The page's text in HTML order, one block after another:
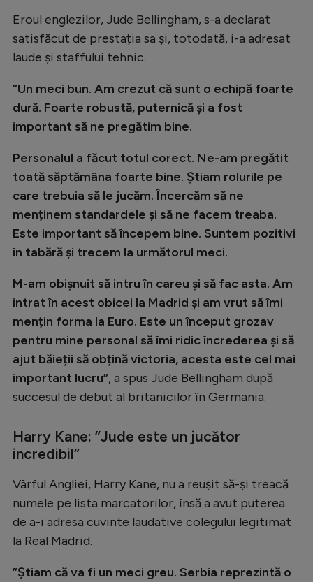
Handbal
Natație
Formula 1
Gimnastică
Ciclism
Alte sporturi
JO 2024
JO 2026
Intră în cont
Creează cont
Eroul englezilor, Jude Bellingham, s-a declarat
satisfăcut de prestația sa și, totodată, i-a adresat
laude și staffului tehnic.
”Un meci bun. Am crezut că sunt o echipă foarte
dură. Foarte robustă, puternică și a fost
important să ne pregătim bine.
Personalul a făcut totul corect. Ne-am pregătit
toată săptămâna foarte bine. Știam rolurile pe
care trebuia să le jucăm. Încercăm să ne
menținem standardele și să ne facem treaba.
Este important să începem bine. Suntem pozitivi
în tabără și trecem la următorul meci.
M-am obișnuit să intru în careu și să fac asta. Am
intrat în acest obicei la Madrid și am vrut să îmi
mențin forma la Euro. Este un început grozav
pentru mine personal să îmi ridic încrederea și să
ajut băieții să obțină victoria, acesta este cel mai
important lucru”, a spus Jude Bellingham după
succesul de debut al britanicilor în Germania.
Harry Kane: ”Jude este un jucător
incredibil”
Vârful Angliei, Harry Kane, nu a reușit să-și treacă
numele pe lista marcatorilor, însă a avut puterea
de a-i adresa cuvinte laudative colegului legitimat
la Real Madrid.
”Știam că va fi un meci greu. Serbia reprezintă o